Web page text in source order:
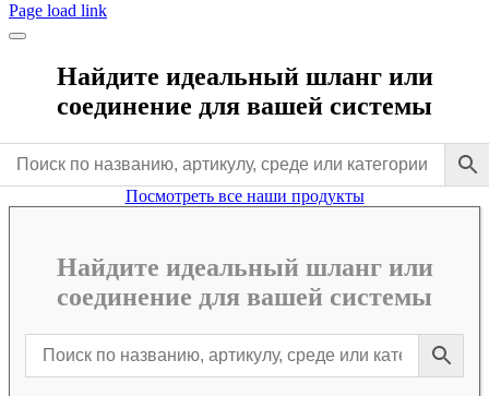
Page load link
Найдите идеальный шланг или
соединение для вашей системы
Посмотреть все наши продукты
Найдите идеальный шланг или
соединение для вашей системы